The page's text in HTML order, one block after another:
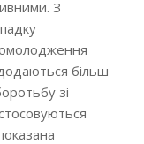
З
більш
зі